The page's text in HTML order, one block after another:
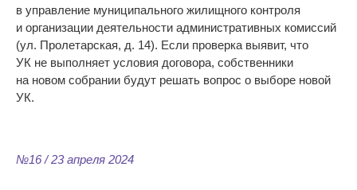
в управление муниципального жилищного контроля
и организации деятельности административных комиссий
(ул. Пролетарская, д. 14). Если проверка выявит, что
УК не выполняет условия договора, собственники
на новом собрании будут решать вопрос о выборе новой
УК.
№16 / 23 апреля 2024